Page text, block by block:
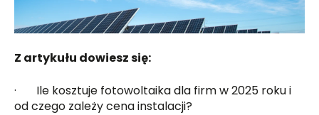
Z artykułu dowiesz się:
· Ile kosztuje fotowoltaika dla firm w 2025 roku i
od czego zależy cena instalacji?